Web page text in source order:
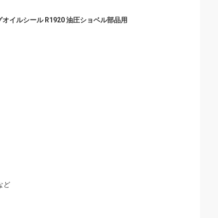
イルシール R1920 油圧ショベル部品用
ど